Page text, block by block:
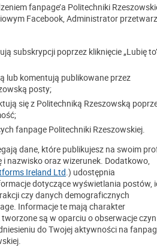
fanpage’a Politechniki
Facebook, Administrator
subskrypcji poprzez kliknięcie „Lubię
lub komentują publikowane przez
posty;
się z Politechniką Rzeszowską
fanpage Politechniki Rzeszowskiej.
dane, które publikujesz na swoim
i nazwisko oraz wizerunek. Dodatkowo,
Ireland Ltd .) udostępnia
dotyczące wyświetlania postów,
czy danych demograficznych
Informacje te mają charakter
są w oparciu o obserwacje
do Twojej aktywności na